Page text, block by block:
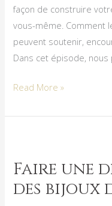
façon de construire
vous-même. Comment
peuvent soutenir,
Dans cet épisode, nous
Read More »
Faire une
des bijoux
déclaration
avec